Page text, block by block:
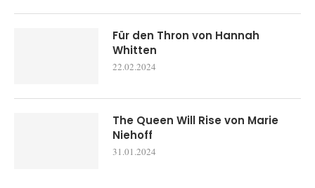
Für den Thron von Hannah
Whitten
22.02.2024
The Queen Will Rise von Marie
Niehoff
31.01.2024